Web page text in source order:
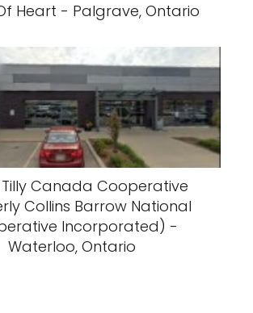
Heart - Palgrave, Ontario
Canada Cooperative
Collins Barrow National
Incorporated) -
Waterloo, Ontario